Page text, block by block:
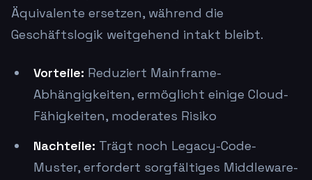
Äquivalente ersetzen, während die
Geschäftslogik weitgehend intakt bleibt.
Vorteile: Reduziert Mainframe-
Abhängigkeiten, ermöglicht einige Cloud-
Fähigkeiten, moderates Risiko
Nachteile: Trägt noch Legacy-Code-
Muster, erfordert sorgfältiges Middleware-